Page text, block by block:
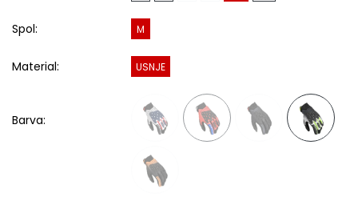
Spol: M
Material: USNJE
Barva: